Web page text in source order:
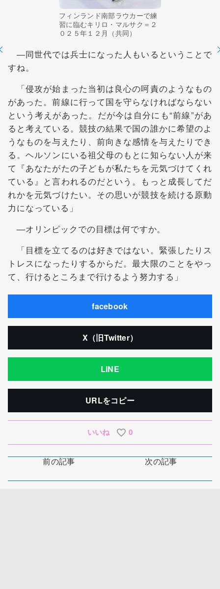
フィンランド南部ラウカーで練
習に臨むキリロ・マルサク＝２
０２５年１２月（共同）
―同世代では兵士になった人もいるということで
すね。
「侵攻が始まった当初は良心の呵責のようなもの
があった。前線に行って国を守らなければならない
という考えがあった。だが今は自分にも“前線”があ
ると考えている。競技の結果で国の誰かに希望のよ
うなものを与えたり、前向きな感情を与えたりでき
る。ヘルソンにいる祖父母のもとに知らない人が来
て『あなたがたの子どもが私たちを元気づけてくれ
ている』と言われるのだという。もっと成長してだ
れかを元気づけたい。その思いが競技を続ける原動
力になっている」
―オリンピックでの目標は何ですか。
「目標を立てるのは好きではない。緊張したりス
トレスになったりするからだ。最大限のことをやっ
て、行けるところまで行けるよう努力する」
facebook
X（旧Twitter）
LINE
URLをコピー
いいね 0
前の記事 次の記事